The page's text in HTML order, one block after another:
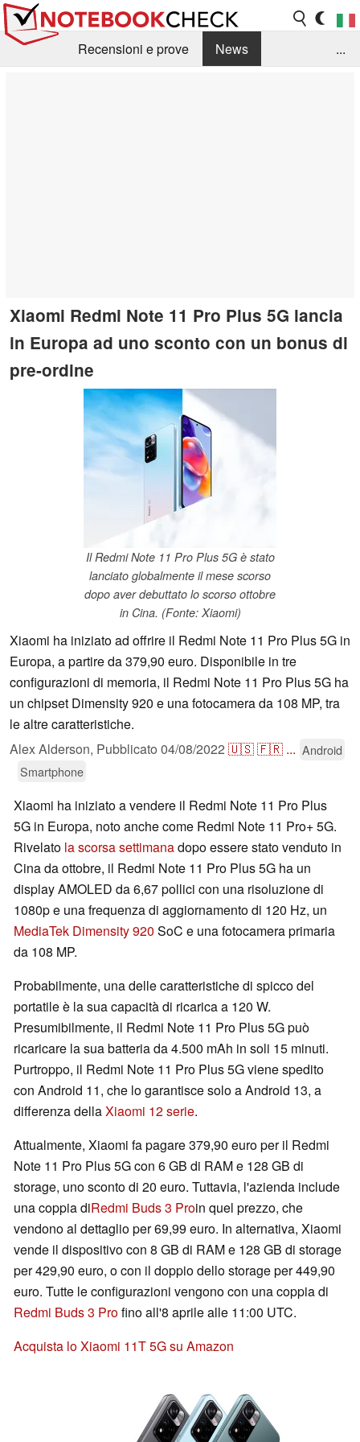
Recensioni e prove
News
...
Xiaomi Redmi Note 11 Pro Plus 5G lancia
in Europa ad uno sconto con un bonus di
pre-ordine
Il Redmi Note 11 Pro Plus 5G è stato
lanciato globalmente il mese scorso
dopo aver debuttato lo scorso ottobre
in Cina. (Fonte: Xiaomi)
Xiaomi ha iniziato ad offrire il Redmi Note 11 Pro Plus 5G in
Europa, a partire da 379,90 euro. Disponibile in tre
configurazioni di memoria, il Redmi Note 11 Pro Plus 5G ha
un chipset Dimensity 920 e una fotocamera da 108 MP, tra
le altre caratteristiche.
Alex Alderson, Pubblicato 04/08/2022 🇺🇸🇫🇷 ... Android
Smartphone
Xiaomi ha iniziato a vendere il Redmi Note 11 Pro Plus
5G in Europa, noto anche come Redmi Note 11 Pro+ 5G.
Rivelato la scorsa settimanadopo essere stato venduto in
Cina da ottobre, il Redmi Note 11 Pro Plus 5G ha un
display AMOLED da 6,67 pollici con una risoluzione di
1080p e una frequenza di aggiornamento di 120 Hz, un
MediaTek Dimensity 920 SoC e una fotocamera primaria
da 108 MP.
Probabilmente, una delle caratteristiche di spicco del
portatile è la sua capacità di ricarica a 120 W.
Presumibilmente, il Redmi Note 11 Pro Plus 5G può
ricaricare la sua batteria da 4.500 mAh in soli 15 minuti.
Purtroppo, il Redmi Note 11 Pro Plus 5G viene spedito
con Android 11, che lo garantisce solo a Android 13, a
differenza dellaXiaomi 12 serie.
Attualmente, Xiaomi fa pagare 379,90 euro per il Redmi
Note 11 Pro Plus 5G con 6 GB di RAM e 128 GB di
storage, uno sconto di 20 euro. Tuttavia, l'azienda include
una coppia diRedmi Buds 3 Proin quel prezzo, che
vendono al dettaglio per 69,99 euro. In alternativa, Xiaomi
vende il dispositivo con 8 GB di RAM e 128 GB di storage
per 429,90 euro, o con il doppio dello storage per 449,90
euro. Tutte le configurazioni vengono con una coppia di
Redmi Buds 3 Profino all'8 aprile alle 11:00 UTC.
Acquista lo Xiaomi 11T 5G su Amazon